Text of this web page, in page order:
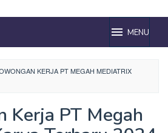
MENU
KERJA PT MEGAH MEDIATRIX
Kerja PT Megah